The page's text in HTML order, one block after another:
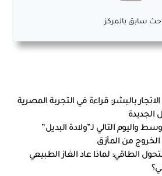
سابق بالمركز
بالبشر: قراءة في التجربة المصرية
واليوم التالي لـ”ولادة البديل”
من المأزق
الطاقي: لماذا عاد الغاز الطبيعي